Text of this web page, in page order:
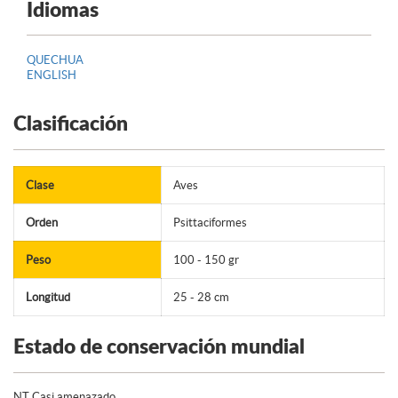
Idiomas
QUECHUA
ENGLISH
Clasificación
Clase Aves
Orden Psittaciformes
Peso 100 - 150 gr
Longitud 25 - 28 cm
Estado de conservación mundial